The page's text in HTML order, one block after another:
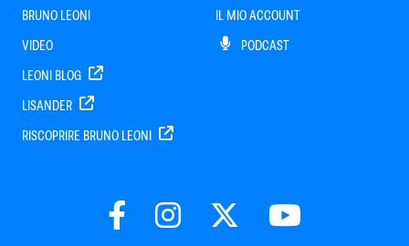
BRUNO LEONI
VIDEO
LEONI BLOG
LISANDER
RISCOPRIRE BRUNO LEONI
IL MIO ACCOUNT
PODCAST